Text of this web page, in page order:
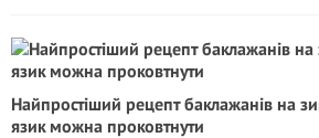
Найпростіший рецепт баклажанів на
язик можна проковтнути